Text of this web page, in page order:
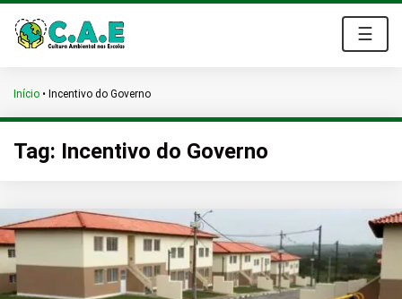
☰
Início • Incentivo do Governo
Tag: Incentivo do Governo